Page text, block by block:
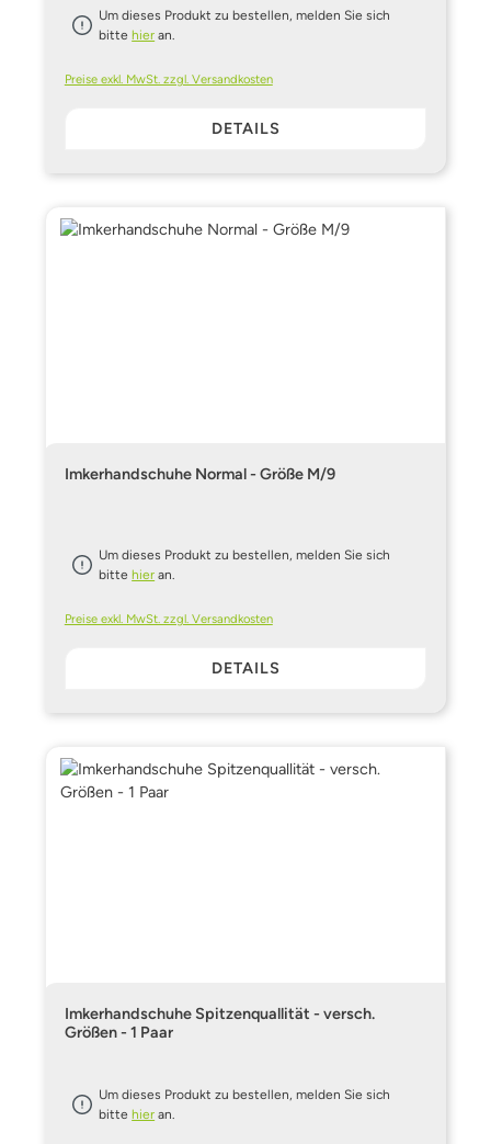
Um dieses Produkt zu bestellen, melden Sie sich
bittehier an.
Preise exkl. MwSt. zzgl. Versandkosten
DETAILS
Imkerhandschuhe Normal - Größe M/9
Um dieses Produkt zu bestellen, melden Sie sich
bittehier an.
Preise exkl. MwSt. zzgl. Versandkosten
DETAILS
Imkerhandschuhe Spitzenquallität - versch.
Größen - 1 Paar
Um dieses Produkt zu bestellen, melden Sie sich
bittehier an.